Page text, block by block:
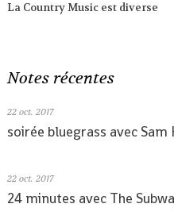
La Country Music est diverse
Notes récentes
22 oct. 2017
soirée bluegrass avec Sam
22 oct. 2017
24 minutes avec The